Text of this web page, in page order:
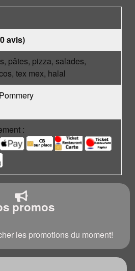
avis)
pâtes, pizza, salades,
tex mex, halal
:
promos
les promotions du moment!